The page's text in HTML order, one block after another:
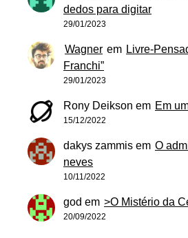
dedos para digitar
29/01/2023
Wagner em Livre-
Franchi”
29/01/2023
Rony Deikson em Em
15/12/2022
dakys zammis em O
neves
10/11/2022
god em >O Mistério da
20/09/2022